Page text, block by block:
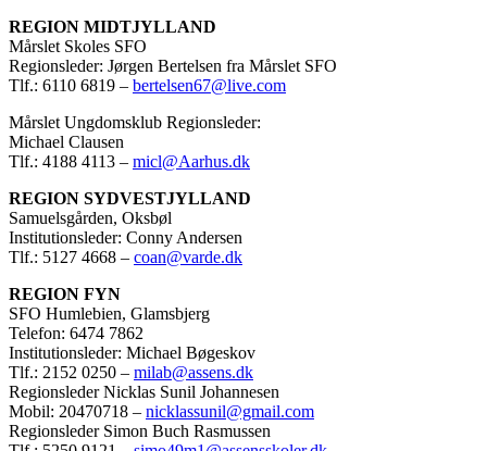
REGION MIDTJYLLAND
Mårslet Skoles SFO
Regionsleder: Jørgen Bertelsen fra Mårslet SFO
Tlf.: 6110 6819 – bertelsen67@live.com
Mårslet Ungdomsklub Regionsleder:
Michael Clausen
Tlf.: 4188 4113 – micl@Aarhus.dk
REGION SYDVESTJYLLAND
Samuelsgården, Oksbøl
Institutionsleder: Conny Andersen
Tlf.: 5127 4668 – coan@varde.dk
REGION FYN
SFO Humlebien, Glamsbjerg
Telefon: 6474 7862
Institutionsleder: Michael Bøgeskov
Tlf.: 2152 0250 – milab@assens.dk
Regionsleder Nicklas Sunil Johannesen
Mobil: 20470718 – nicklassunil@gmail.com
Regionsleder Simon Buch Rasmussen